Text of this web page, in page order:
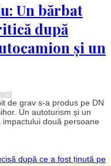
Un bărbat
după
și un
on
Accident
grav
Sarcău:
în
de grav s-a produs pe DN
Un autoturism și un
două persoane